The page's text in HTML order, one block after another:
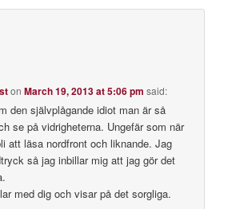
onMarch 19, 2013 at 5:06 pm said:
den självplågande idiot man är så
se på vidrigheterna. Ungefär som när
att läsa nordfront och liknande. Jag
så jag inbillar mig att jag gör det
med dig och visar på det sorgliga.